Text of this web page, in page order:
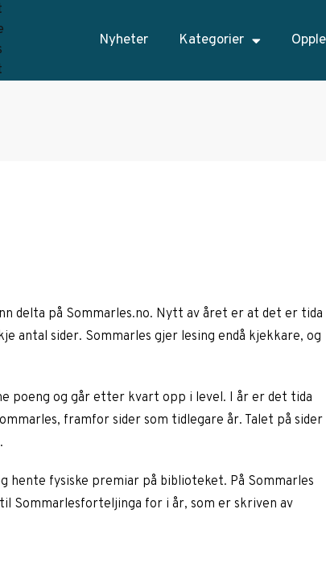
Nyheter Kategorier
delta på Sommarles.no. Nytt av året er at det er tida
antal sider. Sommarles gjer lesing endå kjekkare, og
poeng og går etter kvart opp i level. I år er det tida
framfor sider som tidlegare år. Talet på sider
hente fysiske premiar på biblioteket. På Sommarles
Sommarlesforteljinga for i år, som er skriven av